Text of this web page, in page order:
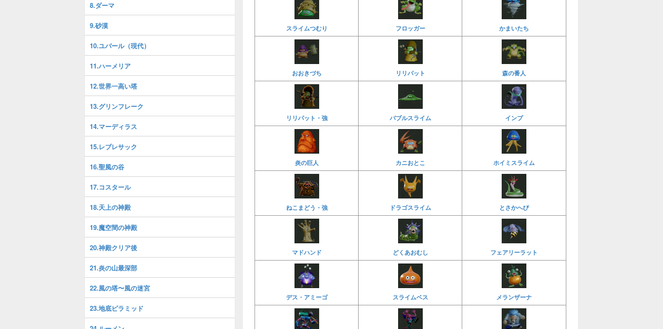
スライムつむり フロッガー かまいたち
おおきづち リリパット 森の番人
リリパット・強 バブルスライム インプ
炎の巨人 カニおとこ ホイミスライム
ねこまどう・強 ドラゴスライム とさかへび
マドハンド どくあおむし フェアリーラット
デス・アミーゴ スライムベス メランザーナ
8.ダーマ
9.砂漠
10.ユバール（現代）
11.ハーメリア
12.世界一高い塔
13.グリンフレーク
14.マーディラス
15.レブレサック
16.聖風の谷
17.コスタール
18.天上の神殿
19.魔空間の神殿
20.神殿クリア後
21.炎の山最深部
22.風の塔〜風の迷宮
23.地底ピラミッド